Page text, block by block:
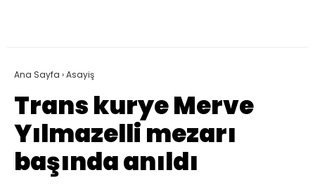
Ana Sayfa ›Asayiş
Trans kurye Merve
Yılmazelli mezarı
başında anıldı